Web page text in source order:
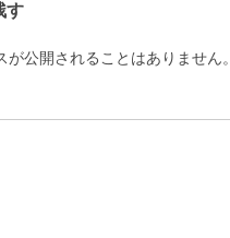
す
が公開されることはありません。